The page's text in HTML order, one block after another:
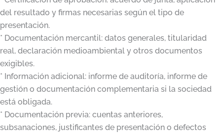
del resultado y firmas necesarias según el tipo de
presentación.
* Documentación mercantil: datos generales, titularidad
real, declaración medioambiental y otros documentos
exigibles.
* Información adicional: informe de auditoría, informe de
gestión o documentación complementaria si la sociedad
está obligada.
* Documentación previa: cuentas anteriores,
subsanaciones, justificantes de presentación o defectos